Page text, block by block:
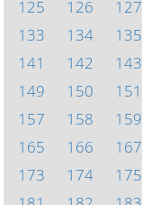
125
126 127
133
134 135
141
142 143
149
150 151
157
158 159
165
166 167
173
174 175